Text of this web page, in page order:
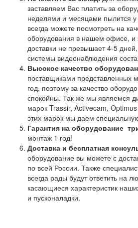
заставляем Вас платить за
неделями и месяцами пылится
всегда можете посмотреть на
оборудования в нашем офисе, и
доставки не превышает 4-5
системы видеонаблюдения
Высокое качество
поставщиками представленных
год, поэтому за качество
спокойны. Так же мы являемся
марок Trassir, Activecam,
этих марок мы даем
Гарантия на оборудование
монтаж 1 год!
Доставка и бесплатная
оборудование вы можете с
по всей России. Также
всегда рады будут ответить на
касающиеся характеристик
и пусконаладки.